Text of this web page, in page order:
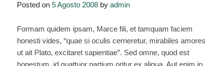
Posted on 5 Agosto 2008by admin
Formam quidem ipsam, Marce fili, et tamquam faciem
honesti vides, “quae si oculis cerneretur, mirabiles amores
ut ait Plato, excitaret sapientiae”. Sed omne, quod est
honestum, id quattuor partium oritur ex aliqua. Aut enim in